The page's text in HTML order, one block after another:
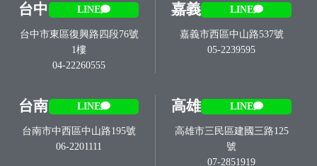
台中 LINE
台中市東區復興路四段76號
1樓
04-22260555
嘉義 LINE
嘉義市西區中山路537號
05-2239595
台南 LINE
台南市中西區中山路195號
06-2201111
高雄 LINE
高雄市三民區建國三路125
號
07-2851919